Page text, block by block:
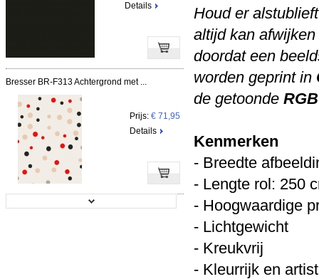
Details
Bresser BR-F313 Achtergrond met ...
Prijs: € 71,95
Details
Falcon Eyes achtergronddoek BCP-...
Houd er
altijd kan
doordat een
worden geprint in
de getoonde RGB
Kenmerken
- Breedte
- Lengte rol: 250
- Hoogwaardige
- Lichtgewicht
- Kreukvrij
- Kleurrijk en